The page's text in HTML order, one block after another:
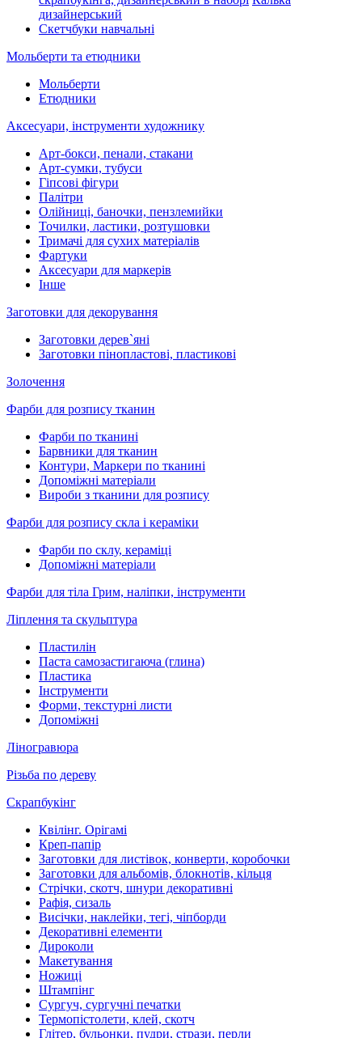
дизайнерський
Скетчбуки навчальні
Мольберти та етюдники
Мольберти
Етюдники
Аксесуари, інструменти художнику
Арт-бокси, пенали, стакани
Арт-сумки, тубуси
Гіпсові фігури
Палітри
Олійниці, баночки, пензлемийки
Точилки, ластики, розтушовки
Тримачі для сухих матеріалів
Фартуки
Аксесуари для маркерів
Інше
Заготовки для декорування
Заготовки дерев`яні
Заготовки пінопластові, пластикові
Золочення
Фарби для розпису тканин
Фарби по тканині
Барвники для тканин
Контури, Маркери по тканині
Допоміжні матеріали
Вироби з тканини для розпису
Фарби для розпису скла і кераміки
Фарби по склу, кераміці
Допоміжні матеріали
Фарби для тіла Грим, наліпки, інструменти
Ліплення та скульптура
Пластилін
Паста самозастигаюча (глина)
Пластика
Інструменти
Форми, текстурні листи
Допоміжні
Ліногравюра
Різьба по дереву
Скрапбукінг
Квілінг. Орігамі
Креп-папір
Заготовки для листівок, конверти, коробочки
Заготовки для альбомів, блокнотів, кільця
Стрічки, скотч, шнури декоративні
Рафія, сизаль
Висічки, наклейки, тегі, чіпборди
Декоративні елементи
Дироколи
Макетування
Ножиці
Штампінг
Сургуч, сургучні печатки
Термопістолети, клей, скотч
Глітер, бульонки, пудри, стрази, перли